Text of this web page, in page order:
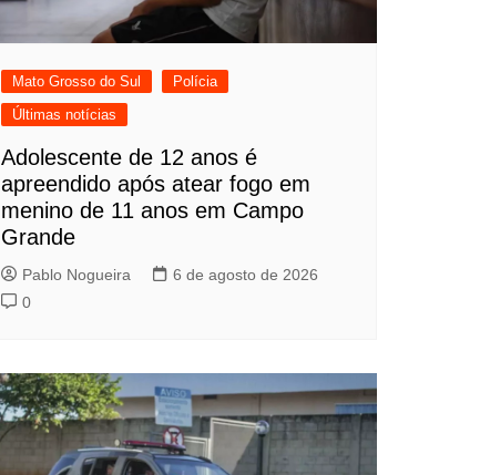
Mato Grosso do Sul
Polícia
Últimas notícias
Adolescente de 12 anos é
apreendido após atear fogo em
menino de 11 anos em Campo
Grande
Pablo Nogueira
6 de agosto de 2026
0